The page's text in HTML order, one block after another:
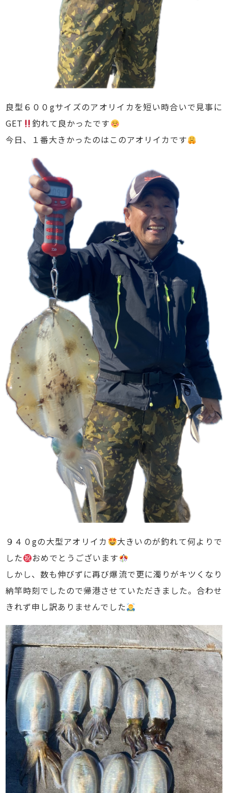
良型６００gサイズのアオリイカを短い時合いで見事に
GET
釣れて良かったです
今日、１番大きかったのはこのアオリイカです
９４０gの大型アオリイカ
大きいのが釣れて何よりで
した
おめでとうございます
しかし、数も伸びずに再び爆流で更に濁りがキツくなり
納竿時刻でしたので帰港させていただきました。合わせ
きれず申し訳ありませんでした